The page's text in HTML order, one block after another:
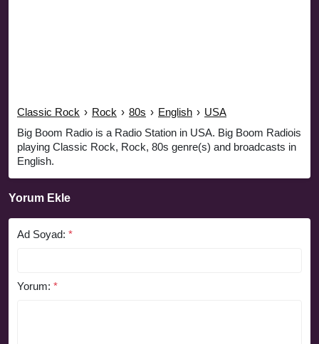
Classic Rock › Rock › 80s › English › USA
Big Boom Radio is a Radio Station in USA. Big Boom Radiois
playing Classic Rock, Rock, 80s genre(s) and broadcasts in
English.
Yorum Ekle
Ad Soyad: *
Yorum: *